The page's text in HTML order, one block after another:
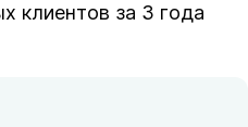
клиентов за 3 года